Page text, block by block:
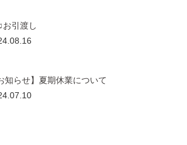
引渡し
知らせ】夏期休業について